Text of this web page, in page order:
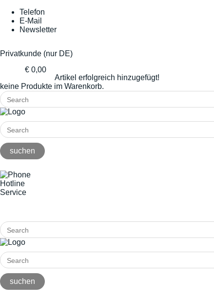
Telefon
E-Mail
Newsletter
Privatkunde (nur DE)
€ 0,00
Artikel erfolgreich hinzugefügt!
keine Produkte im Warenkorb.
Hotline
Service